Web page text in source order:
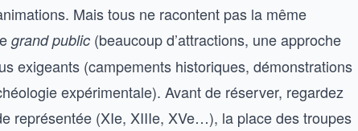
Mais tous ne racontent pas la même
grand public (beaucoup d’attractions, une approche
exigeants (campements historiques, démonstrations
expérimentale). Avant de réserver, regardez
représentée (XIe, XIIIe, XVe…), la place des troupes